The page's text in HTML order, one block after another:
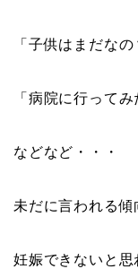
「子供はまだなの
「病院に行ってみ
などなど・・・
未だに言われる傾
妊娠できないと思